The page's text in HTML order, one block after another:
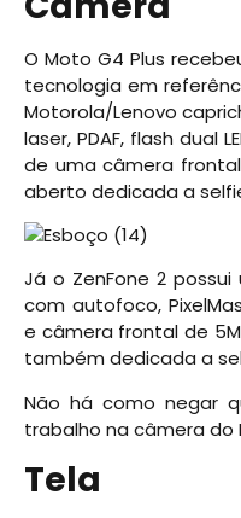
O Moto G4 Plus
tecnologia em
Motorola/Lenovo
laser, PDAF, flash dual
de uma câmera
aberto dedicada a
Já o ZenFone 2
com autofoco,
e câmera frontal de
também dedicada a
Não há como negar
trabalho na câmera do
Tela